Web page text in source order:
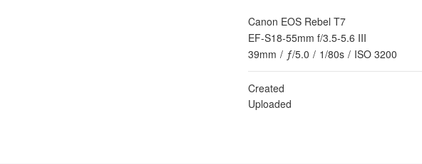
Canon EOS Rebel T7
EF-S18-55mm f/3.5-5.6 III
39mm / ƒ/5.0 / 1/80s / ISO 3200
Created
Uploaded